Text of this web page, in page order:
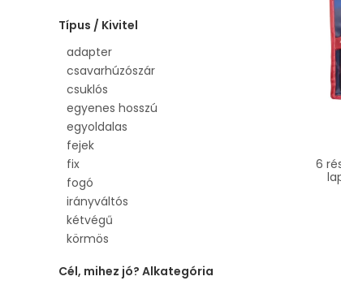
PH 1
PH 2
PH 3
PH 4
PZ 1
PZ 2
PZ 3
spline
torx
villás
Típus / Kivitel
adapter
csavarhúzószár
csuklós
egyenes hosszú
egyoldalas
fejek
fix
fogó
irányváltós
kétvégű
körmös
műszerész
Cél, mihez jó? Alkategória
6